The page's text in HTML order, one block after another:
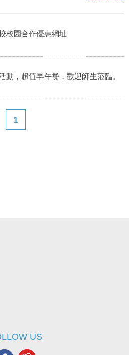
校園合作優惠網址
動，超值早午餐，歡迎師生蒞臨。
1
US